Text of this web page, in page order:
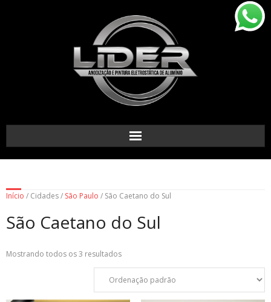
Início / Cidades / São Paulo / São Caetano do Sul
São Caetano do Sul
Mostrando todos os 3 resultados